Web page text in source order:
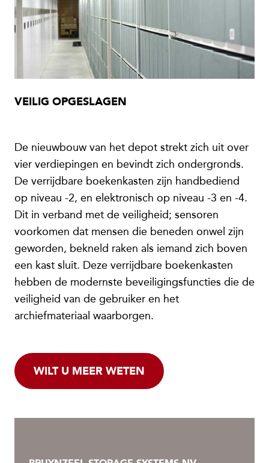
VEILIG OPGESLAGEN
De nieuwbouw van het depot strekt zich uit over
vier verdiepingen en bevindt zich ondergronds.
De verrijdbare boekenkasten zijn handbediend
op niveau -2, en elektronisch op niveau -3 en -4.
Dit in verband met de veiligheid; sensoren
voorkomen dat mensen die beneden onwel zijn
geworden, bekneld raken als iemand zich boven
een kast sluit. Deze verrijdbare boekenkasten
hebben de modernste beveiligingsfuncties die de
veiligheid van de gebruiker en het
archiefmateriaal waarborgen.
WILT U MEER WETEN